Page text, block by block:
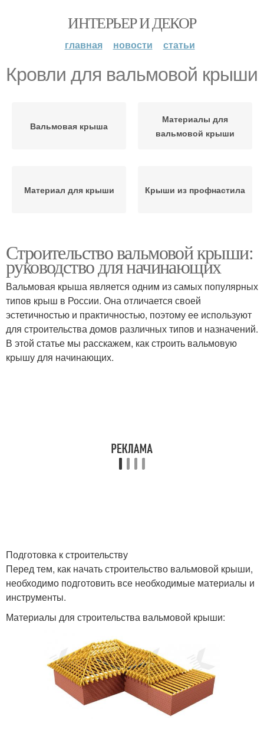
ИНТЕРЬЕР И ДЕКОР
главная новости статьи
Кровли для вальмовой крыши
Вальмовая крыша
Материалы для
вальмовой крыши
Материал для крыши Крыши из профнастила
Строительство вальмовой крыши:
руководство для начинающих
Вальмовая крыша является одним из самых популярных
типов крыш в России. Она отличается своей
эстетичностью и практичностью, поэтому ее используют
для строительства домов различных типов и назначений.
В этой статье мы расскажем, как строить вальмовую
крышу для начинающих.
Подготовка к строительству
Перед тем, как начать строительство вальмовой крыши,
необходимо подготовить все необходимые материалы и
инструменты.
Материалы для строительства вальмовой крыши: